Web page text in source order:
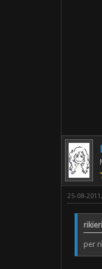
25-08-
per